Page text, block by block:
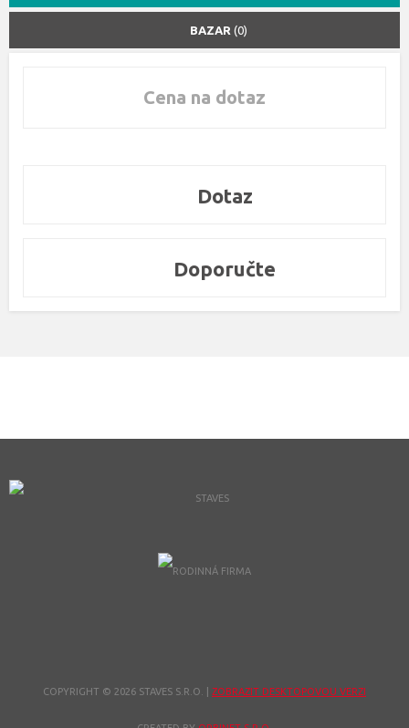
BAZAR (0)
Cena na dotaz
Dotaz
Doporučte
COPYRIGHT © 2026 STAVES S.R.O. ZOBRAZIT DESKTOPOVOU VERZI